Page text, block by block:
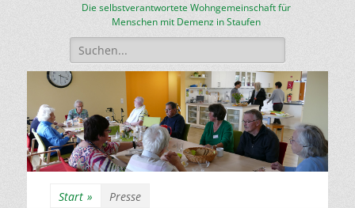
Die selbstverantwortete Wohngemeinschaft für
Menschen mit Demenz in Staufen
Suchen
nach:
Start » Presse